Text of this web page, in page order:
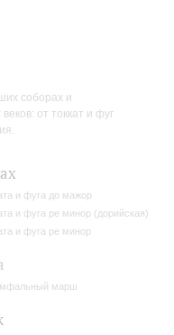
соборах и
от токкат и фуг
и фуга до мажор
и фуга ре минор (дорийская)
и фуга ре минор
марш